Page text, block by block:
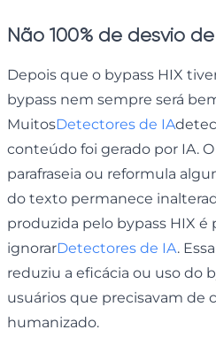
Não 100% de desvio
Depois que o bypass HIX
bypass nem sempre será
MuitosDetectores de IA
conteúdo foi gerado por IA.
parafraseia ou reformula
do texto permanece
produzida pelo bypass HIX
ignorarDetectores de IA.
reduziu a eficácia ou uso do
usuários que precisavam
humanizado.